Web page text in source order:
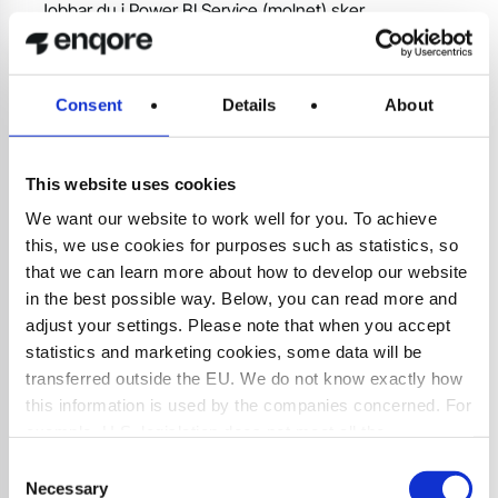
Consent Details About
This website uses cookies
We want our website to work well for you. To achieve
this, we use cookies for purposes such as statistics, so
that we can learn more about how to develop our website
in the best possible way. Below, you can read more and
adjust your settings. Please note that when you accept
statistics and marketing cookies, some data will be
transferred outside the EU. We do not know exactly how
this information is used by the companies concerned. For
apply within the EU, which may entail certain risks to
Selection
Necessary
Jobbar du i Power BI Service (molnet) sker
uppdateringarna automatiskt – nya funktioner rullar ut
varje månad. Använder du Power BI Desktop laddar du
det regelbundet för att hänga med. Ingen gillar att missa
de roliga nyheterna.
Vilken typ av data kan jag få in i Power BI, och från vilka
system?
Nästan allt du kan tänka dig. Power BI har hundratals
inbyggda datakopplingar: SQL, Excel, SharePoint,
molntjänster, CRM, ERP, API:er… listan är lång. Kort sagt:
om datan går att nå, så går den ofta att ladda in i Power
BI.